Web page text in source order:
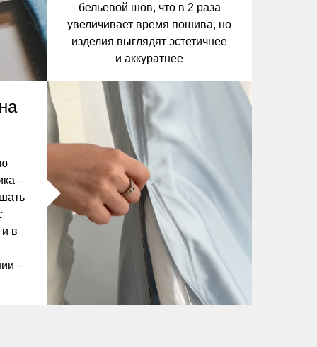
бельевой шов, что в 2 раза
увеличивает время пошива, но
изделия выглядят эстетичнее
и аккуратнее
–
в
–